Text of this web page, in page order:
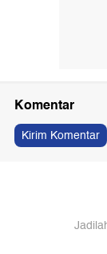
Komentar
Kirim Komentar